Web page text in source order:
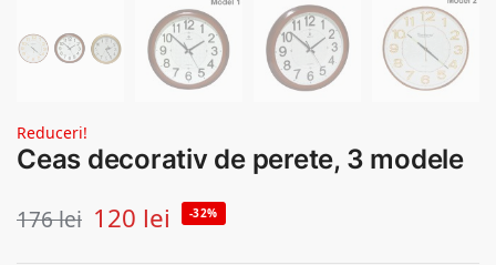
Reduceri!
Ceas decorativ de perete, 3 modele
176lei 120 lei -32%